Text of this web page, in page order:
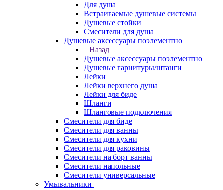
Для душа
Встраиваемые душевые системы
Душевые стойки
Смесители для душа
Душевые аксессуары поэлементно
Назад
Душевые аксессуары поэлементно
Душевые гарнитуры/штанги
Лейки
Лейки верхнего душа
Лейки для биде
Шланги
Шланговые подключения
Смесители для биде
Смесители для ванны
Смесители для кухни
Смесители для раковины
Смесители на борт ванны
Смесители напольные
Смесители универсальные
Умывальники